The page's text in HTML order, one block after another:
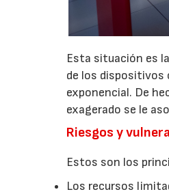
Esta situación es
de los dispositivos
exponencial. De
exagerado se le
Riesgos y
Estos son los
Los recursos